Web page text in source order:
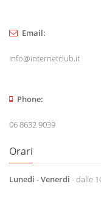
Email:
info@internetclub.it
Phone:
06 8632 9039
Orari
Lunedi - Venerdi - dalle